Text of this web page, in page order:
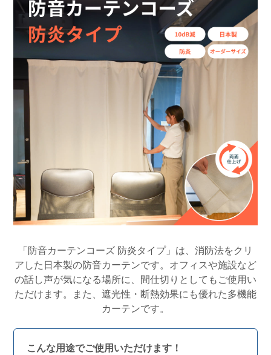
「防音カーテンコーズ 防炎タイプ」は、消防法をクリ
アした日本製の防音カーテンです。オフィスや施設など
の話し声が気になる場所に、間仕切りとしてもご使用い
ただけます。また、遮光性・断熱効果にも優れた多機能
カーテンです。
こんな用途でご使用いただけます！